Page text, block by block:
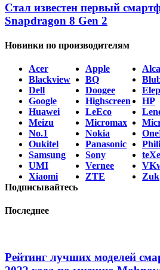
Стал известен первый
Snapdragon 8 Gen 2
Новинки по производителям
Acer Apple
Blackview
BQ
Dell
Doogee
Google
Highscreen HP
Huawei
LeEco
Meizu
Micromax
No.1
Nokia
Oukitel
Panasonic
Samsung
Sony
UMI
Vernee
Xiaomi
ZTE
Zuk
Подписывайтесь
Последнее
Рейтинг лучших моделей